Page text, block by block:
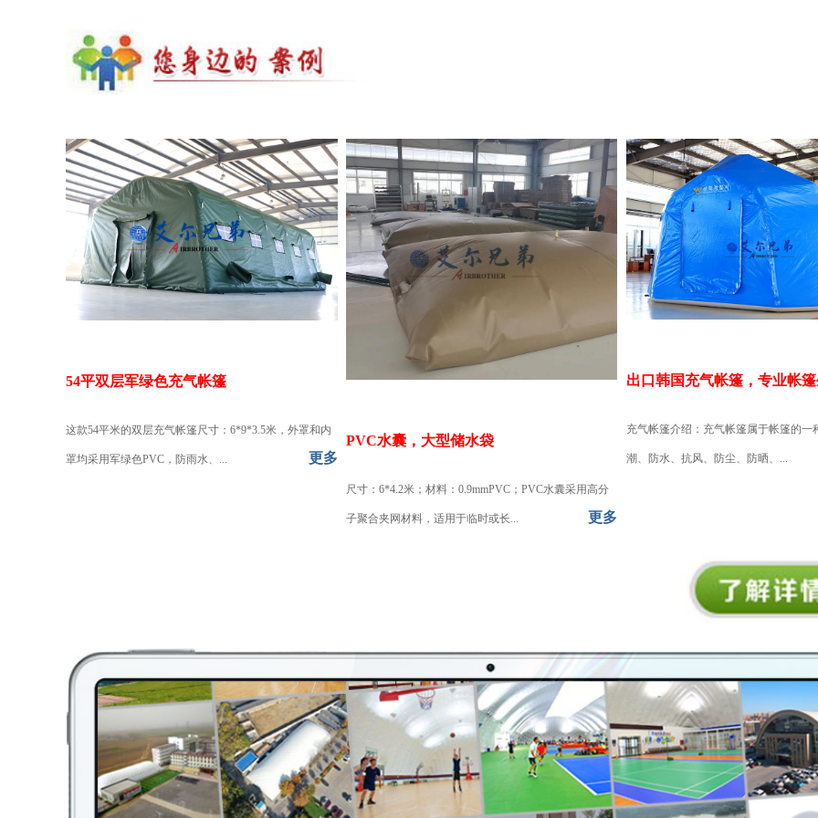
54平双层军绿色充气帐篷
这款54平米的双层充气帐篷尺寸：6*9*3.5米，外罩和内
罩均采用军绿色PVC，防雨水、... 更多
PVC水囊，大型储水袋
尺寸：6*4.2米；材料：0.9mmPVC；PVC水囊采用高分
子聚合夹网材料，适用于临时或长... 更多
出口韩国充气帐篷，专业帐
充气帐篷介绍：充气帐篷属于帐篷的一
潮、防水、抗风、防尘、防晒、...